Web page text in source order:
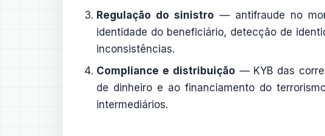
Regulação do sinistro — antifraude no
identidade do beneficiário, detecção de
inconsistências.
Compliance e distribuição — KYB das
de dinheiro e ao financiamento do
intermediários.